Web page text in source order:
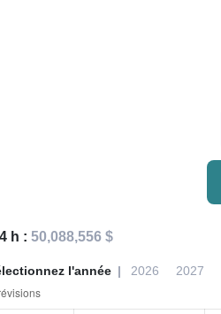
h : 50,088,556 $
l'année 2026 2027